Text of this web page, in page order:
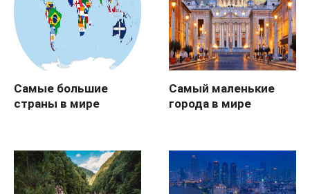
Самые большие
страны в мире
Самый маленькие
города в мире